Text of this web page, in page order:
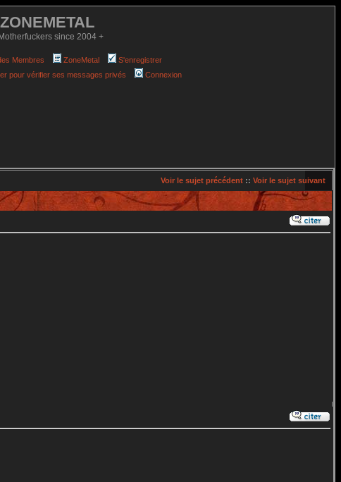
ZONEMETAL
since 2004 +
Membres ZoneMetal
S'enregistrer
pour vérifier ses messages privés Connexion
Voir le sujet précédent :: Voir le sujet suivant